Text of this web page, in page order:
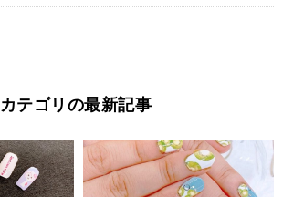
カテゴリの最新記事